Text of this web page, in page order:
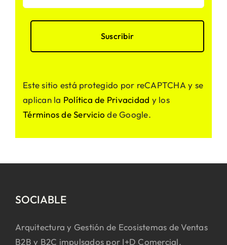
Este sitio está protegido por reCAPTCHA y se
aplican la Política de Privacidad y los
Términos de Servicio de Google.
SOCIABLE
Arquitectura y Gestión de Ecosistemas de Ventas
B2B y B2C impulsados por I+D Comercial.